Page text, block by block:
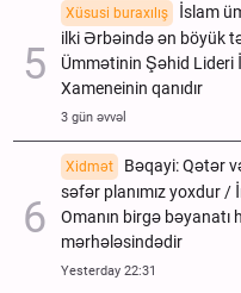
Xüsusi buraxılış
İslam
ilki Ərbəində ən böyük
Ümmətinin Şəhid Lideri
Xameneinin qanıdır
3 gün əvvəl
Xidmət
Bəqayi: Qətər
səfər planımız yoxdur /
Omanın birgə bəyanatı
mərhələsindədir
Yesterday 22:31